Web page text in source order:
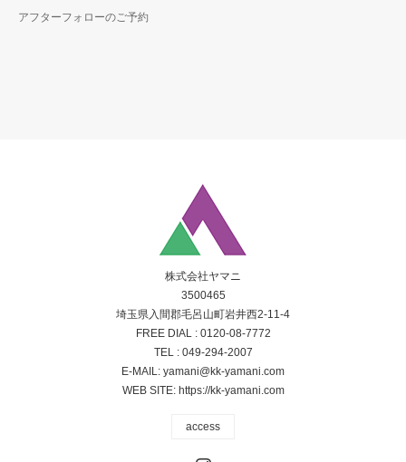
アフターフォローのご予約
株式会社ヤマニ
3500465
埼玉県入間郡毛呂山町岩井西2-11-4
FREE DIAL : 0120-08-7772
TEL : 049-294-2007
E-MAIL: yamani@kk-yamani.com
WEB SITE: https://kk-yamani.com
access